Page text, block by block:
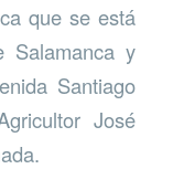
que se está
Salamanca y
Santiago
José